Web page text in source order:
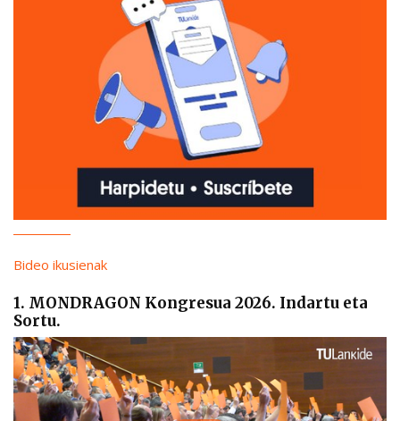
Bideo ikusienak
1. MONDRAGON Kongresua 2026. Indartu eta
Sortu.